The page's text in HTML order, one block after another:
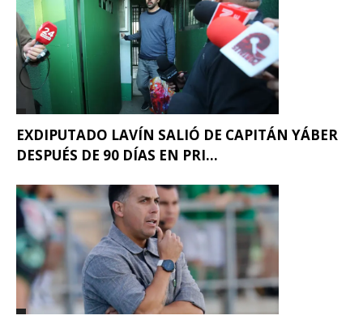
EXDIPUTADO LAVÍN SALIÓ DE CAPITÁN YÁBER
DESPUÉS DE 90 DÍAS EN PRI...